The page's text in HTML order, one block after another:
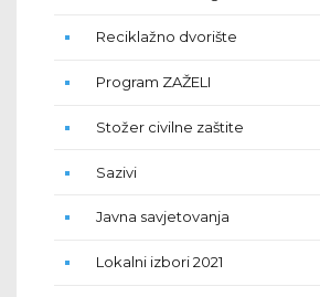
Reciklažno dvorište
Program ZAŽELI
Stožer civilne zaštite
Sazivi
Javna savjetovanja
Lokalni izbori 2021